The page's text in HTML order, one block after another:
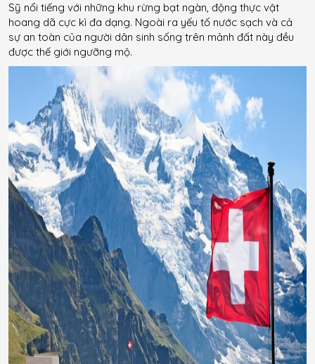
Sỹ nổi tiếng với những khu rừng bạt ngàn, động thực vật
hoang dã cực kì đa dạng. Ngoài ra yếu tố nước sạch và cả
sự an toàn của người dân sinh sống trên mảnh đất này đều
được thế giới ngưỡng mộ.